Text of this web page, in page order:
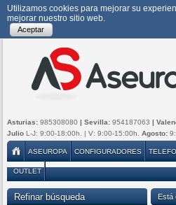
Utilizamos cookies para mejorar su
mejorar nuestro sitio web.
Aceptar
Asturias: 985308080 | Sevilla: 954187063 |
Julio L-J: 9:00-18:00h. | V: 9:00-15:00h. Agosto:
ASEUROPA CONFIGURADORES
OUTLET
Refinar búsqueda
Está